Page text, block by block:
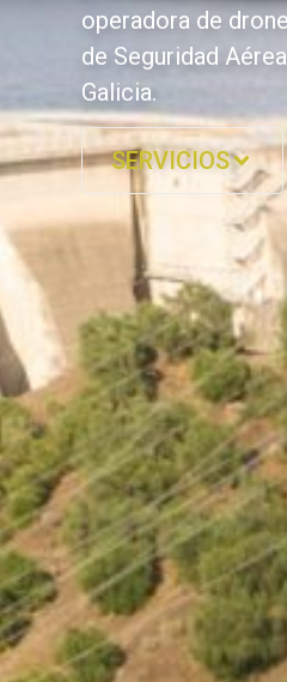
operadora de
de Seguridad
Galicia.
SERVICIOS